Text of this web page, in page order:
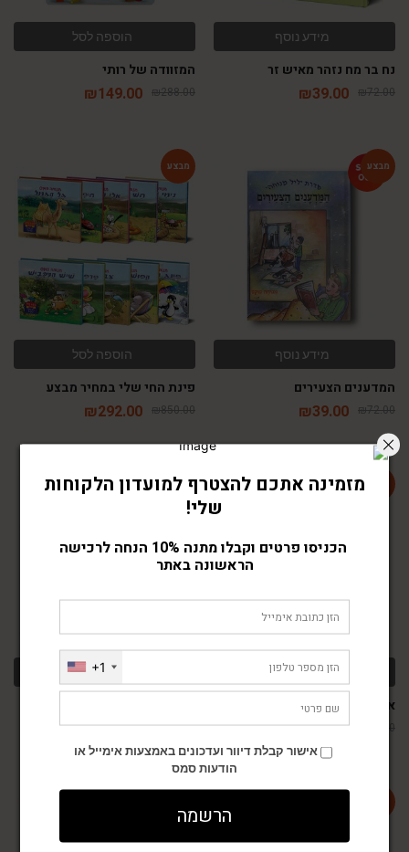
מידע נוסף
נח בר מח נזהר מאיש זר
₪72.00
₪39.00
הוספה לסל
המזוודה של רותי
₪288.00
₪149.00
מידע נוסף
המדענים הצעירים
₪72.00
₪39.00
-66%
הוספה לסל
פינת החי שלי במחיר מבצע
₪850.00
₪292.00
מידע נוסף
אריק מלך החיות
85.00
₪29.00
הוספה לסל
₪72.00
₪39.00
מזמינה אתכם להצטרף למועדון הלקוחות
שלי!
הכניסו פרטים וקבלו מתנה 10% הנחה לרכישה
הראשונה באתר
+1
אישור קבלת דיוור ועדכונים באמצעות אימייל או
הודעות סמס
הרשמה